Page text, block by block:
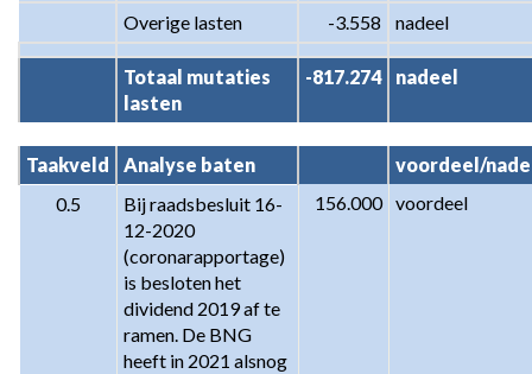
Overige lasten -3.558 nadeel
Totaal mutaties
lasten
-817.274 nadeel
Taakveld Analyse baten
voordeel/
0.5
Bij raadsbesluit 16-
12-2020
(coronarapportage)
is besloten het
dividend 2019 af te
ramen. De BNG
heeft in 2021 alsnog
156.000 voordeel